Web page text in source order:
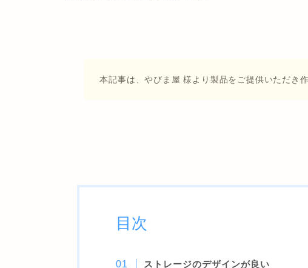
本記事は、やびま屋 様より製品をご提供いただき
目次
ストレージのデザインが良い